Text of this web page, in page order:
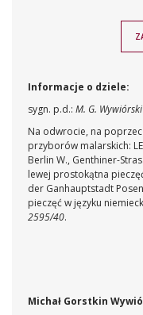
Informacje o dziele:
sygn. p.d.: M. G. Wywiórski
Na odwrocie, na
przyborów malarskich:
Berlin W., Genthiner-
lewej prostokątna
der Ganhauptstadt
pieczęć w języku
2595/40.
Michał Gorstkin